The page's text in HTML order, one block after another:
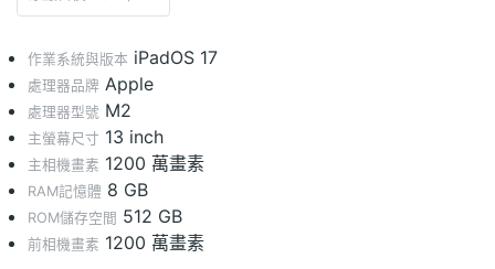
作業系統與版本 iPadOS 17
處理器品牌 Apple
處理器型號 M2
主螢幕尺寸 13 inch
主相機畫素 1200 萬畫素
RAM記憶體 8 GB
ROM儲存空間 512 GB
前相機畫素 1200 萬畫素